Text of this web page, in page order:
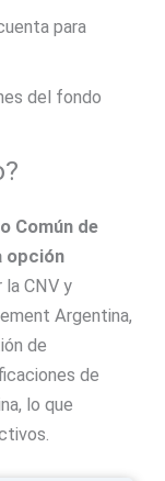
para
del fondo
Común de
opción
la CNV y
Argentina,
de
de
lo que